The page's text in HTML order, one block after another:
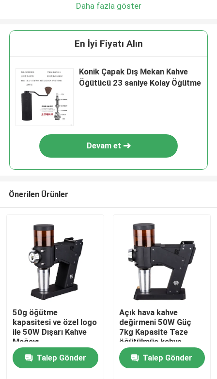
Daha fazla göster
En İyi Fiyatı Alın
Konik Çapak Dış Mekan Kahve
Öğütücü 23 saniye Kolay Öğütme
Devam et
Önerilen Ürünler
50g öğütme
kapasitesi ve özel logo
ile 50W Dışarı Kahve
Mağayı
Talep Gönder
Açık hava kahve
değirmeni 50W Güç
7kg Kapasite Taze
öğütülmüş kahve
severler için
Talep Gönder